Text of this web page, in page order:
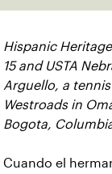
Hispanic
15 and USTA
Arguello, a
Westroads in
Bogota,
Cuando el